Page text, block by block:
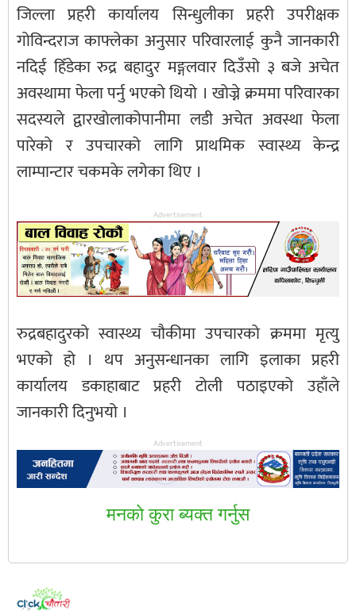
जिल्ला प्रहरी कार्यालय सिन्धुलीका प्रहरी उपरीक्षक
गोविन्दराज काफ्लेका अनुसार परिवारलाई कुनै जानकारी
नदिई हिँडेका रुद्र बहादुर मङ्गलवार दिउँसो ३ बजे अचेत
अवस्थामा फेला पर्नु भएको थियो । खोज्ने क्रममा परिवारका
सदस्यले द्वारखोलाकोपानीमा लडी अचेत अवस्था फेला
पारेको र उपचारको लागि प्राथमिक स्वास्थ्य केन्द्र
लाम्पान्टार चकमके लगेका थिए ।
Advertisement
रुद्रबहादुरको स्वास्थ्य चौकीमा उपचारको क्रममा मृत्यु
भएको हो । थप अनुसन्धानका लागि इलाका प्रहरी
कार्यालय डकाहाबाट प्रहरी टोली पठाइएको उहाँले
जानकारी दिनुभयो ।
Advertisement
मनकाे कुरा ब्यक्त गर्नुस